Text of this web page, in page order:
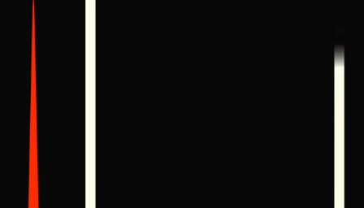
Termos e Condições
1. Introdução